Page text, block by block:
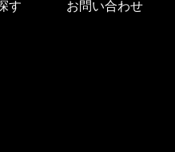
す お問い合わせ